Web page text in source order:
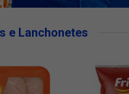
e Lanchonetes